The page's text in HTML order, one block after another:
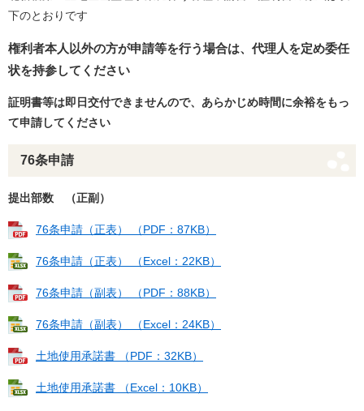
下のとおりです
権利者本人以外の方が申請等を行う場合は、代理人を定め委任
状を持参してください
証明書等は即日交付できませんので、あらかじめ時間に余裕をもっ
て申請してください
76条申請
提出部数 （正副）
76条申請（正表） （PDF：87KB）
76条申請（正表） （Excel：22KB）
76条申請（副表） （PDF：88KB）
76条申請（副表） （Excel：24KB）
土地使用承諾書 （PDF：32KB）
土地使用承諾書 （Excel：10KB）